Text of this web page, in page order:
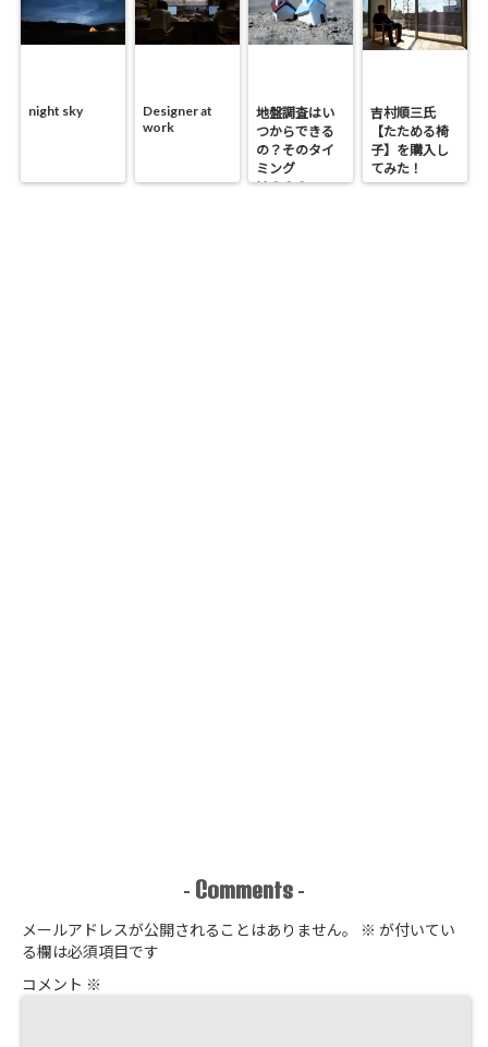
night sky
Designer at
work
地盤調査はい
つからできる
の？そのタイ
ミング
は？？？
吉村順三氏
【たためる椅
子】を購入し
てみた！
- Comments -
メールアドレスが公開されることはありません。 ※ が付いてい
る欄は必須項目です
コメント ※